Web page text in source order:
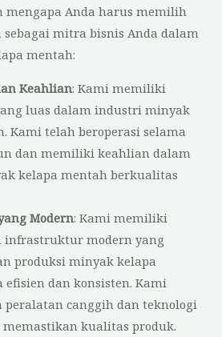
mengapa Anda harus memilih
sebagai mitra bisnis Anda dalam
mentah:
Keahlian: Kami memiliki
luas dalam industri minyak
Kami telah beroperasi selama
dan memiliki keahlian dalam
kelapa mentah berkualitas
Modern: Kami memiliki
infrastruktur modern yang
produksi minyak kelapa
efisien dan konsisten. Kami
peralatan canggih dan teknologi
kualitas produk.